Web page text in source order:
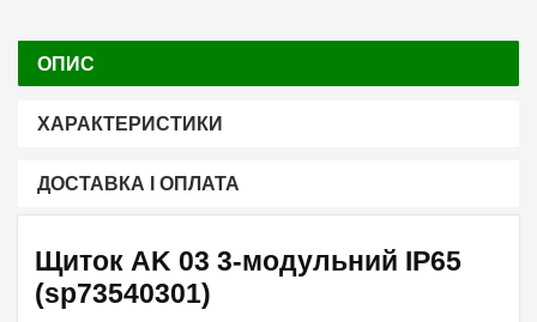
ОПИС
ХАРАКТЕРИСТИКИ
ДОСТАВКА І ОПЛАТА
Щиток AK 03 3-модульний IP65
(sp73540301)